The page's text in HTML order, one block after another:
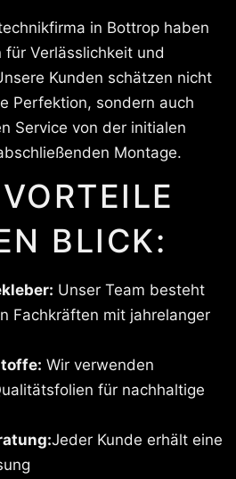
in Bottrop haben
Verlässlichkeit und
Kunden schätzen nicht
Perfektion, sondern auch
Service von der initialen
Montage.
BLICK:
Unser Team besteht
Fachkräften mit jahrelanger
Wir verwenden
für nachhaltige
Jeder Kunde erhält eine